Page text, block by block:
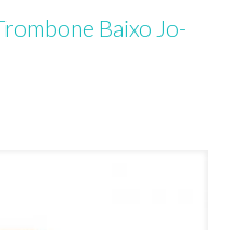
Baixo Jo-